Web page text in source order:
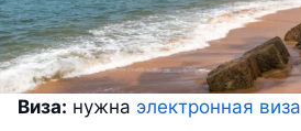
Виза: нужна электронная виза